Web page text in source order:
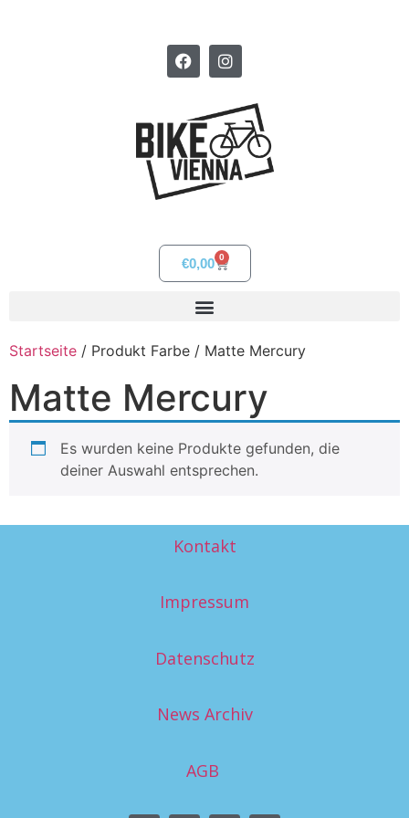
€0,00 0
Startseite / Produkt Farbe / Matte Mercury
Matte Mercury
Es wurden keine Produkte gefunden, die
deiner Auswahl entsprechen.
Kontakt
Impressum
Datenschutz
News Archiv
AGB